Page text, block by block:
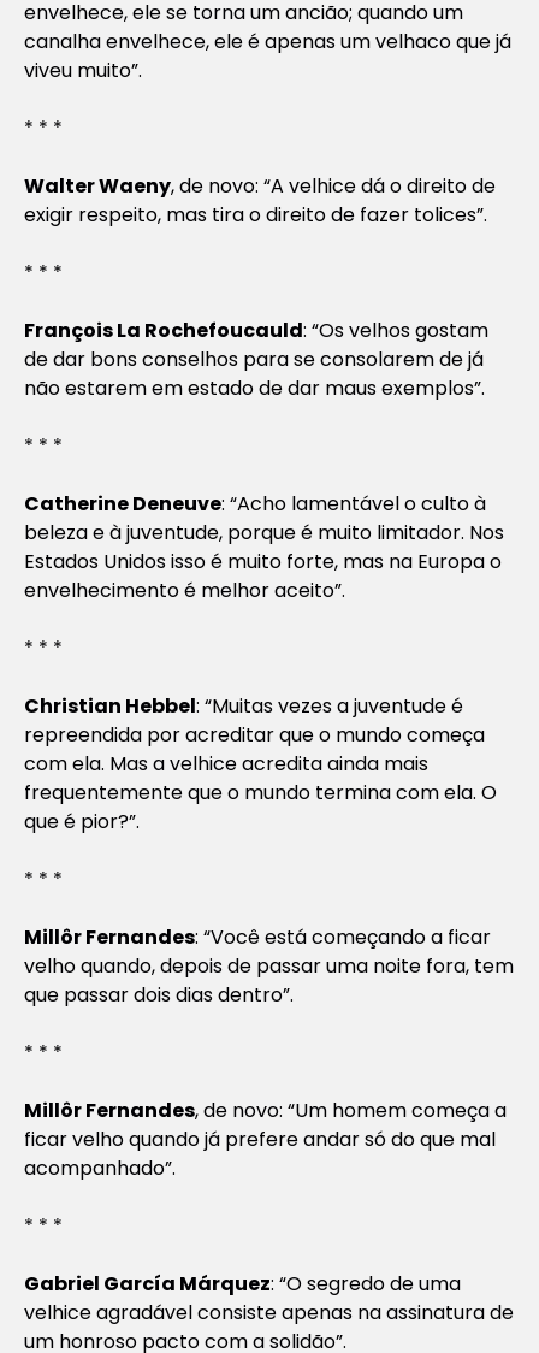
envelhece, ele se torna um ancião; quando um
canalha envelhece, ele é apenas um velhaco que já
viveu muito”.
* * *
Walter Waeny, de novo: “A velhice dá o direito de
exigir respeito, mas tira o direito de fazer tolices”.
* * *
François La Rochefoucauld: “Os velhos gostam
de dar bons conselhos para se consolarem de já
não estarem em estado de dar maus exemplos”.
* * *
Catherine Deneuve: “Acho lamentável o culto à
beleza e à juventude, porque é muito limitador. Nos
Estados Unidos isso é muito forte, mas na Europa o
envelhecimento é melhor aceito”.
* * *
Christian Hebbel: “Muitas vezes a juventude é
repreendida por acreditar que o mundo começa
com ela. Mas a velhice acredita ainda mais
frequentemente que o mundo termina com ela. O
que é pior?”.
* * *
Millôr Fernandes: “Você está começando a ficar
velho quando, depois de passar uma noite fora, tem
que passar dois dias dentro”.
* * *
Millôr Fernandes, de novo: “Um homem começa a
ficar velho quando já prefere andar só do que mal
acompanhado”.
* * *
Gabriel García Márquez: “O segredo de uma
velhice agradável consiste apenas na assinatura de
um honroso pacto com a solidão”.